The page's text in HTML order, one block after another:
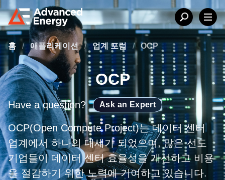
홈 / 애플리케이션 / 업계 포럼 / OCP
OCP
Have a question? Ask an Expert
OCP(Open Compute Project)는 데이터 센터
업계에서 하나의 대세가 되었으며, 많은 선도
기업들이 데이터 센터 효율성을 개선하고 비용
을 절감하기 위한 노력에 기여하고 있습니다.